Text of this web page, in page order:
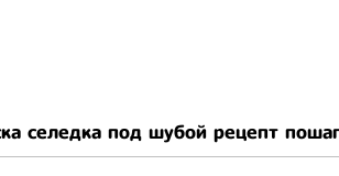
селедка под шубой рецепт